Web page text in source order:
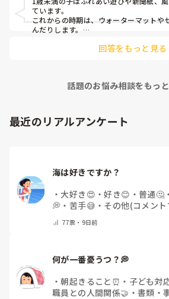
ています。
これからの時期は、ウォーターマットや
んだりします。
いています。環境の作り方や配慮につい
回答をもっと見る
話題のお悩み相談をもっ
最近のリアルアンケート
海は好きですか？
・大好き😍 ・好き😊 ・ 普通🤔 ・
💭 ・ 苦手😅 ・ その他(コメン
77票・ 9日前
何が一番憂うつ？💭
・朝起きること⏰ ・ 子ども対
職員との人間関係🤝 ・ 書類・